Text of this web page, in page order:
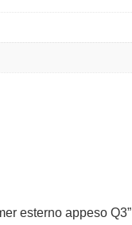
esterno appeso Q3”